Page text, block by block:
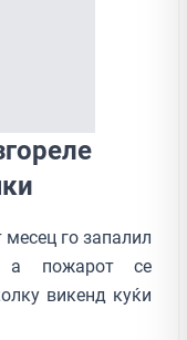
го запалил
а пожарот се
викенд куќи